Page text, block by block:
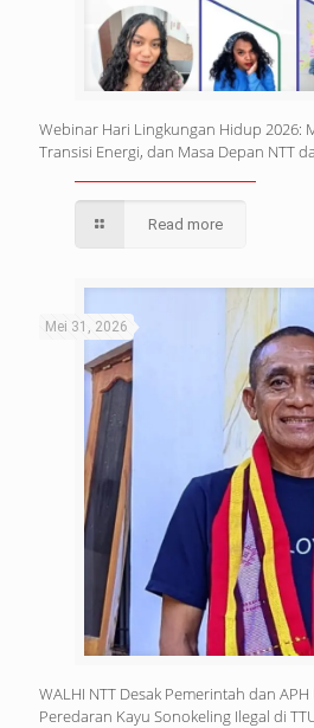
Webinar Hari Lingkungan Hidup 2026:
Transisi Energi, dan Masa Depan NTT
Read more
Mei 31, 2026
WALHI NTT Desak Pemerintah dan
Peredaran Kayu Sonokeling Ilegal di